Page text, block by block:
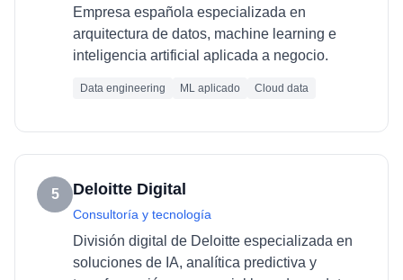
Empresa española especializada en
arquitectura de datos, machine learning e
inteligencia artificial aplicada a negocio.
Data engineering ML aplicado Cloud data
5 Deloitte Digital
Consultoría y tecnología
División digital de Deloitte especializada en
soluciones de IA, analítica predictiva y